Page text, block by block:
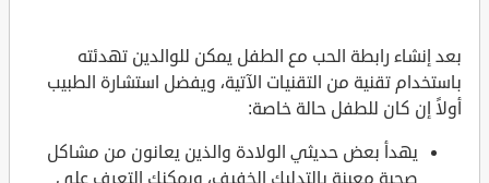
بعد إنشاء رابطة الحب مع الطفل يمكن للوالدين تهدئته
باستخدام تقنية من التقنيات الآتية، ويفضل استشارة الطبيب
أولاً إن كان للطفل حالة خاصة:
يهدأ بعض حديثي الولادة والذين يعانون من مشاكل